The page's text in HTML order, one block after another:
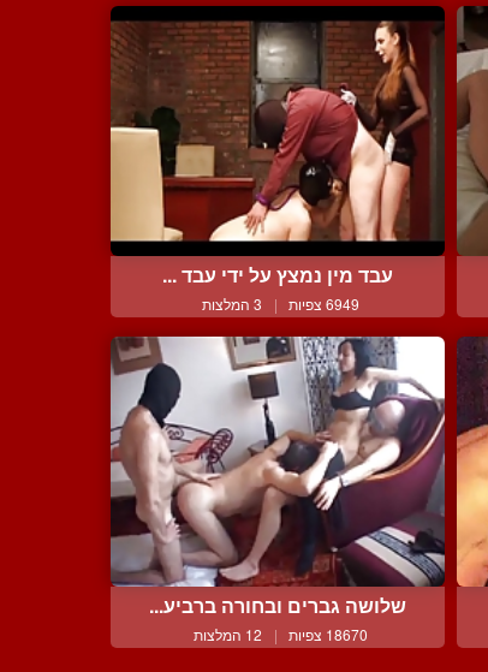
עבד מין נמצץ על ידי עבד ...
6949 צפיות | 3 המלצות
שלושה גברים ובחורה ברביע...
18670 צפיות | 12 המלצות